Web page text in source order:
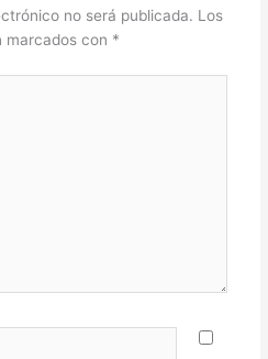
no será publicada. Los
marcados con *